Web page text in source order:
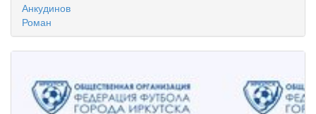
Анкудинов
Роман